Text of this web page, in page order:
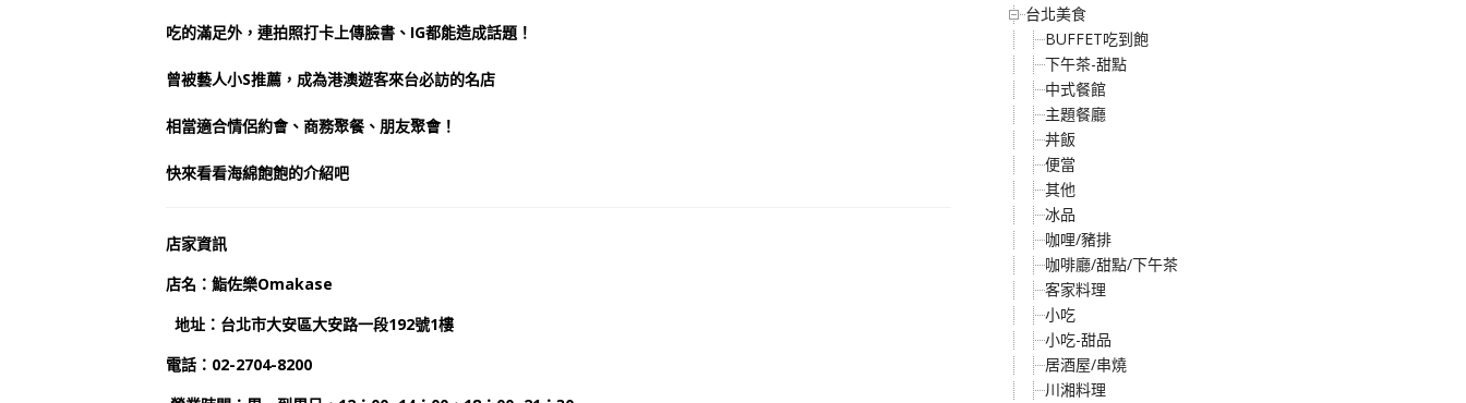
吃的滿足外，連拍照打卡上傳臉書、IG都能造成話題！
曾被藝人小S推薦，成為港澳遊客來台必訪的名店
相當適合情侶約會、商務聚餐、朋友聚會！
快來看看海綿飽飽的介紹吧
店家資訊
店名：鮨佐樂Omakase
地址：台北市大安區大安路一段192號1樓
電話：02-2704-8200
台北美食
BUFFET吃到飽
下午茶-甜點
中式餐館
主題餐廳
丼飯
便當
其他
冰品
咖哩/豬排
咖啡廳/甜點/下午茶
客家料理
小吃
小吃-甜品
居酒屋/串燒
川湘料理